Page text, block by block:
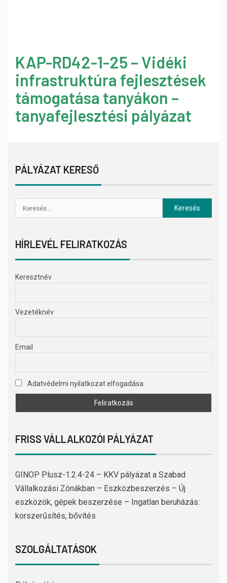
KAP-RD42-1-25 – Vidéki
infrastruktúra fejlesztések
támogatása tanyákon –
tanyafejlesztési pályázat
PÁLYÁZAT KERESŐ
HÍRLEVÉL FELIRATKOZÁS
Keresztnév
Vezetéknév
Email
Adatvédelmi nyilatkozat elfogadása
FRISS VÁLLALKOZÓI PÁLYÁZAT
GINOP Plusz-1.2.4-24 – KKV pályázat a Szabad
Vállalkozási Zónákban – Eszközbeszerzés – Új
eszközök, gépek beszerzése – Ingatlan beruházás:
korszerűsítés, bővítés
SZOLGÁLTATÁSOK